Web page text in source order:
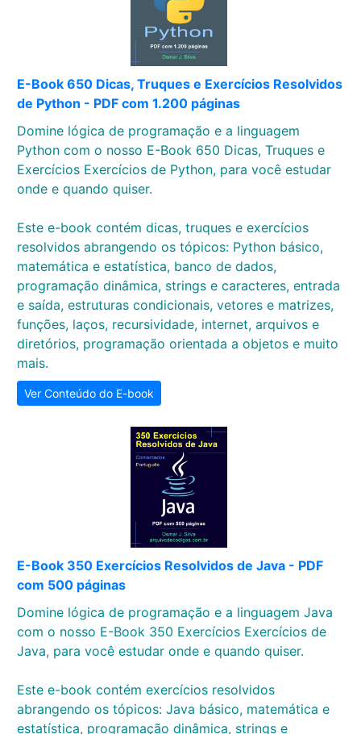
E-Book 650 Dicas, Truques e Exercícios Resolvidos
de Python - PDF com 1.200 páginas
Domine lógica de programação e a linguagem
Python com o nosso E-Book 650 Dicas, Truques e
Exercícios Exercícios de Python, para você estudar
onde e quando quiser.
Este e-book contém dicas, truques e exercícios
resolvidos abrangendo os tópicos: Python básico,
matemática e estatística, banco de dados,
programação dinâmica, strings e caracteres, entrada
e saída, estruturas condicionais, vetores e matrizes,
funções, laços, recursividade, internet, arquivos e
diretórios, programação orientada a objetos e muito
mais.
Ver Conteúdo do E-book
E-Book 350 Exercícios Resolvidos de Java - PDF
com 500 páginas
Domine lógica de programação e a linguagem Java
com o nosso E-Book 350 Exercícios Exercícios de
Java, para você estudar onde e quando quiser.
Este e-book contém exercícios resolvidos
abrangendo os tópicos: Java básico, matemática e
estatística, programação dinâmica, strings e